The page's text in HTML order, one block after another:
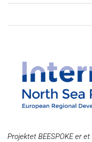
Projektet BEESPOKE er